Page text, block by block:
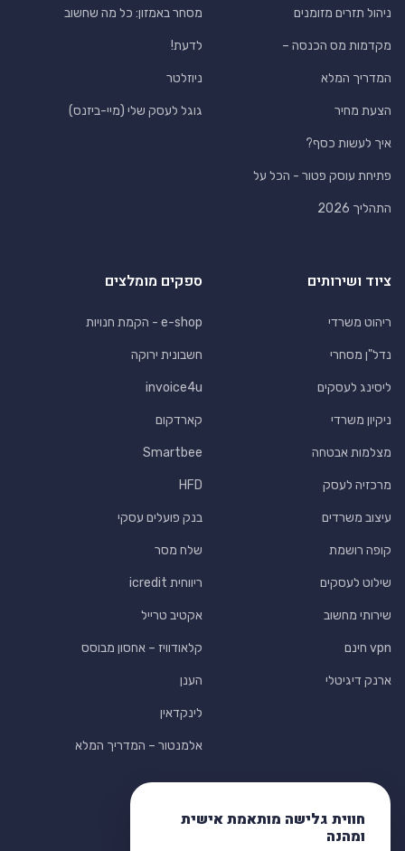
חווית גלישה מותאמת אישית
ומהנה
ניהול תזרים מזומנים
מקדמות מס הכנסה –
המדריך המלא
הצעת מחיר
איך לעשות כסף?
פתיחת עוסק פטור - הכל על
התהליך 2026
מסחר באמזון: כל מה שחשוב
לדעת!
ניוזלטר
גוגל לעסק שלי (מיי-ביזנס)
ציוד ושירותים
ריהוט משרדי
נדל"ן מסחרי
ליסינג לעסקים
ניקיון משרדי
מצלמות אבטחה
מרכזיה לעסק
עיצוב משרדים
קופה רושמת
שילוט לעסקים
שירותי מחשוב
vpn חינם
ארנק דיגיטלי
ספקים מומלצים
e-shop - הקמת חנויות
חשבונית ירוקה
invoice4u
קארדקום
Smartbee
HFD
בנק פועלים עסקי
שלח מסר
ריווחית icredit
אקטיב טרייל
קלאודוויז – אחסון מבוסס
הענן
לינקדאין
אלמנטור – המדריך המלא